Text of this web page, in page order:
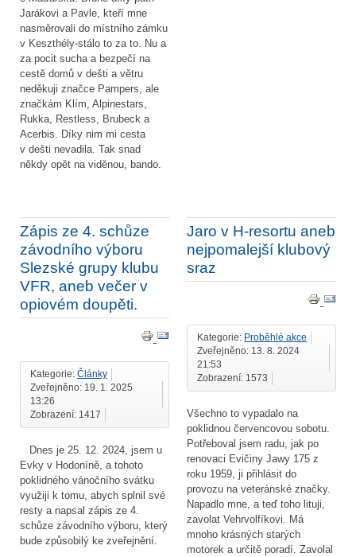
Jarákovi a Pavle, kteří mne
nasměrovali do místního zámku
v Keszthély-stálo to za to. Nu a
za pocit sucha a bezpečí na
cestě domů v dešti a větru
neděkuji značce Pampers, ale
značkám Klím, Alpinestars,
Rukka, Restless, Brubeck a
Acerbis. Díky nim mi cesta
v dešti nevadila. Tak snad
někdy opět na viděnou, bando.
Zápis ze 4. schůze
závodního výboru
Slezské grupy klubu
VFR, aneb večer v
opiovém doupěti.
Kategorie: Články
Zveřejněno: 19. 1. 2025
13:26
Zobrazení: 1417
Dnes je 25. 12. 2024, jsem u
Evky v Hodoníně, a tohoto
poklidného vánočního svátku
využiji k tomu, abych splnil své
resty a napsal zápis ze 4.
schůze závodního výboru, který
bude způsobilý ke zveřejnění.
Jaro v H-resortu aneb
nejpomalejší klubový
sraz
Kategorie: Proběhlé akce
Zveřejněno: 13. 8. 2024
21:53
Zobrazení: 1573
Všechno to vypadalo na
poklidnou červencovou sobotu.
Potřeboval jsem radu, jak po
renovaci Evičiny Jawy 175 z
roku 1959, ji přihlásit do
provozu na veteránské značky.
Napadlo mne, a teď toho lituji,
zavolat Vehrvolfíkovi. Má
mnoho krásných starých
motorek a určitě poradí. Zavolal